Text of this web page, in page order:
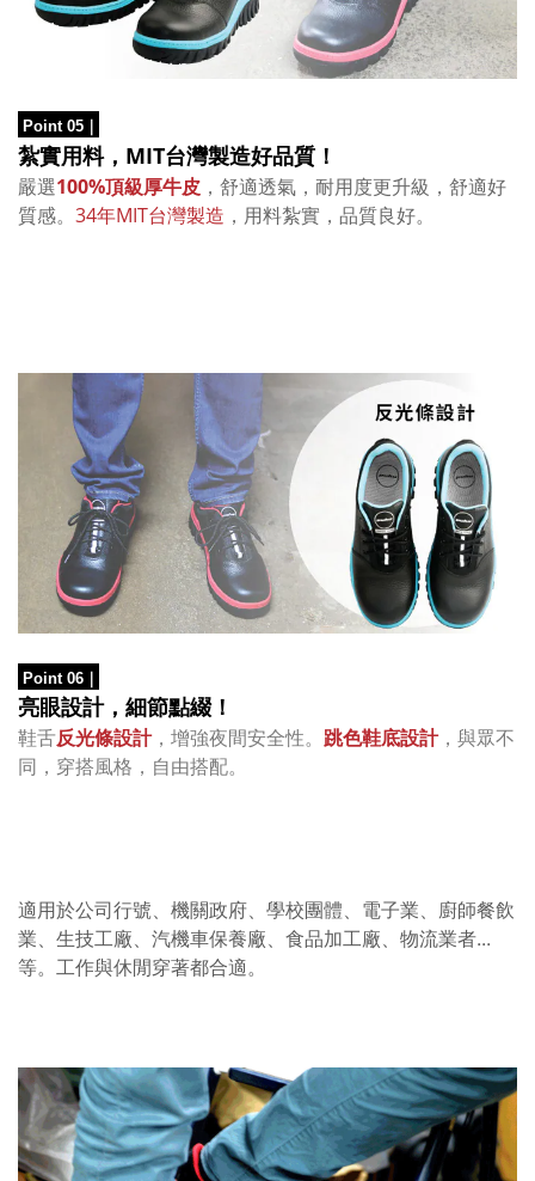
Point 05 ｜
紮實用料，MIT台灣製造好品質！
嚴選100%頂級厚牛皮 ，舒適透氣，耐用度更升級，舒適好
質感。 34年MIT台灣製造 ，用料紮實，品質良好。
Point 06
亮眼設計，細節點綴！
鞋舌反光條設計，增強夜間安全性。 跳色鞋底設計，與眾不
同，穿搭風格，自由搭配。
適用於公司行號、機關政府、學校團體、電子業、廚師餐飲
業、生技工廠、汽機車保養廠、食品加工廠、物流業者...
等。工作與休閒穿著都合適。